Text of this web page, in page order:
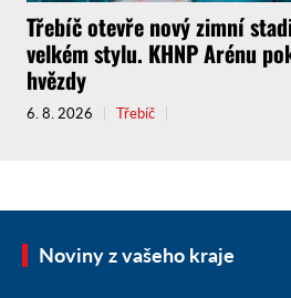
Třebíč otevře nový zimní
velkém stylu. KHNP Arénu
hvězdy
6. 8. 2026 Třebíč
Noviny z vašeho kraje